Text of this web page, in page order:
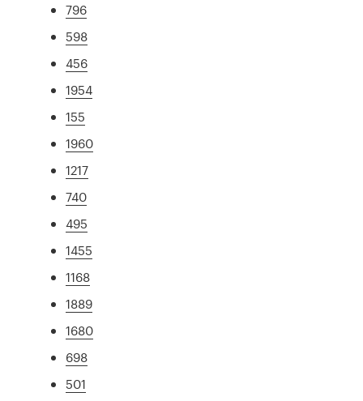
796
598
456
1954
155
1960
1217
740
495
1455
1168
1889
1680
698
501